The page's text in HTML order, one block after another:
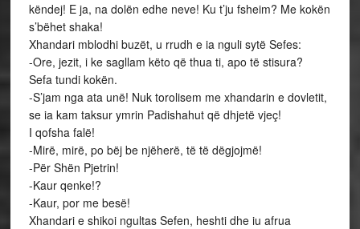
këndej! E ja, na dolën edhe neve! Ku t’ju fsheim? Me kokën
s’bëhet shaka!
Xhandari mblodhi buzët, u rrudh e ia nguli sytë Sefes:
-Ore, jezit, i ke sagllam këto që thua ti, apo të stisura?
Sefa tundi kokën.
-S’jam nga ata unë! Nuk torolisem me xhandarin e dovletit,
se ia kam taksur ymrin Padishahut që dhjetë vjeç!
I qofsha falë!
-Mirë, mirë, po bëj be njëherë, të të dëgjojmë!
-Për Shën Pjetrin!
-Kaur qenke!?
-Kaur, por me besë!
Xhandari e shikoi ngultas Sefen, heshti dhe iu afrua